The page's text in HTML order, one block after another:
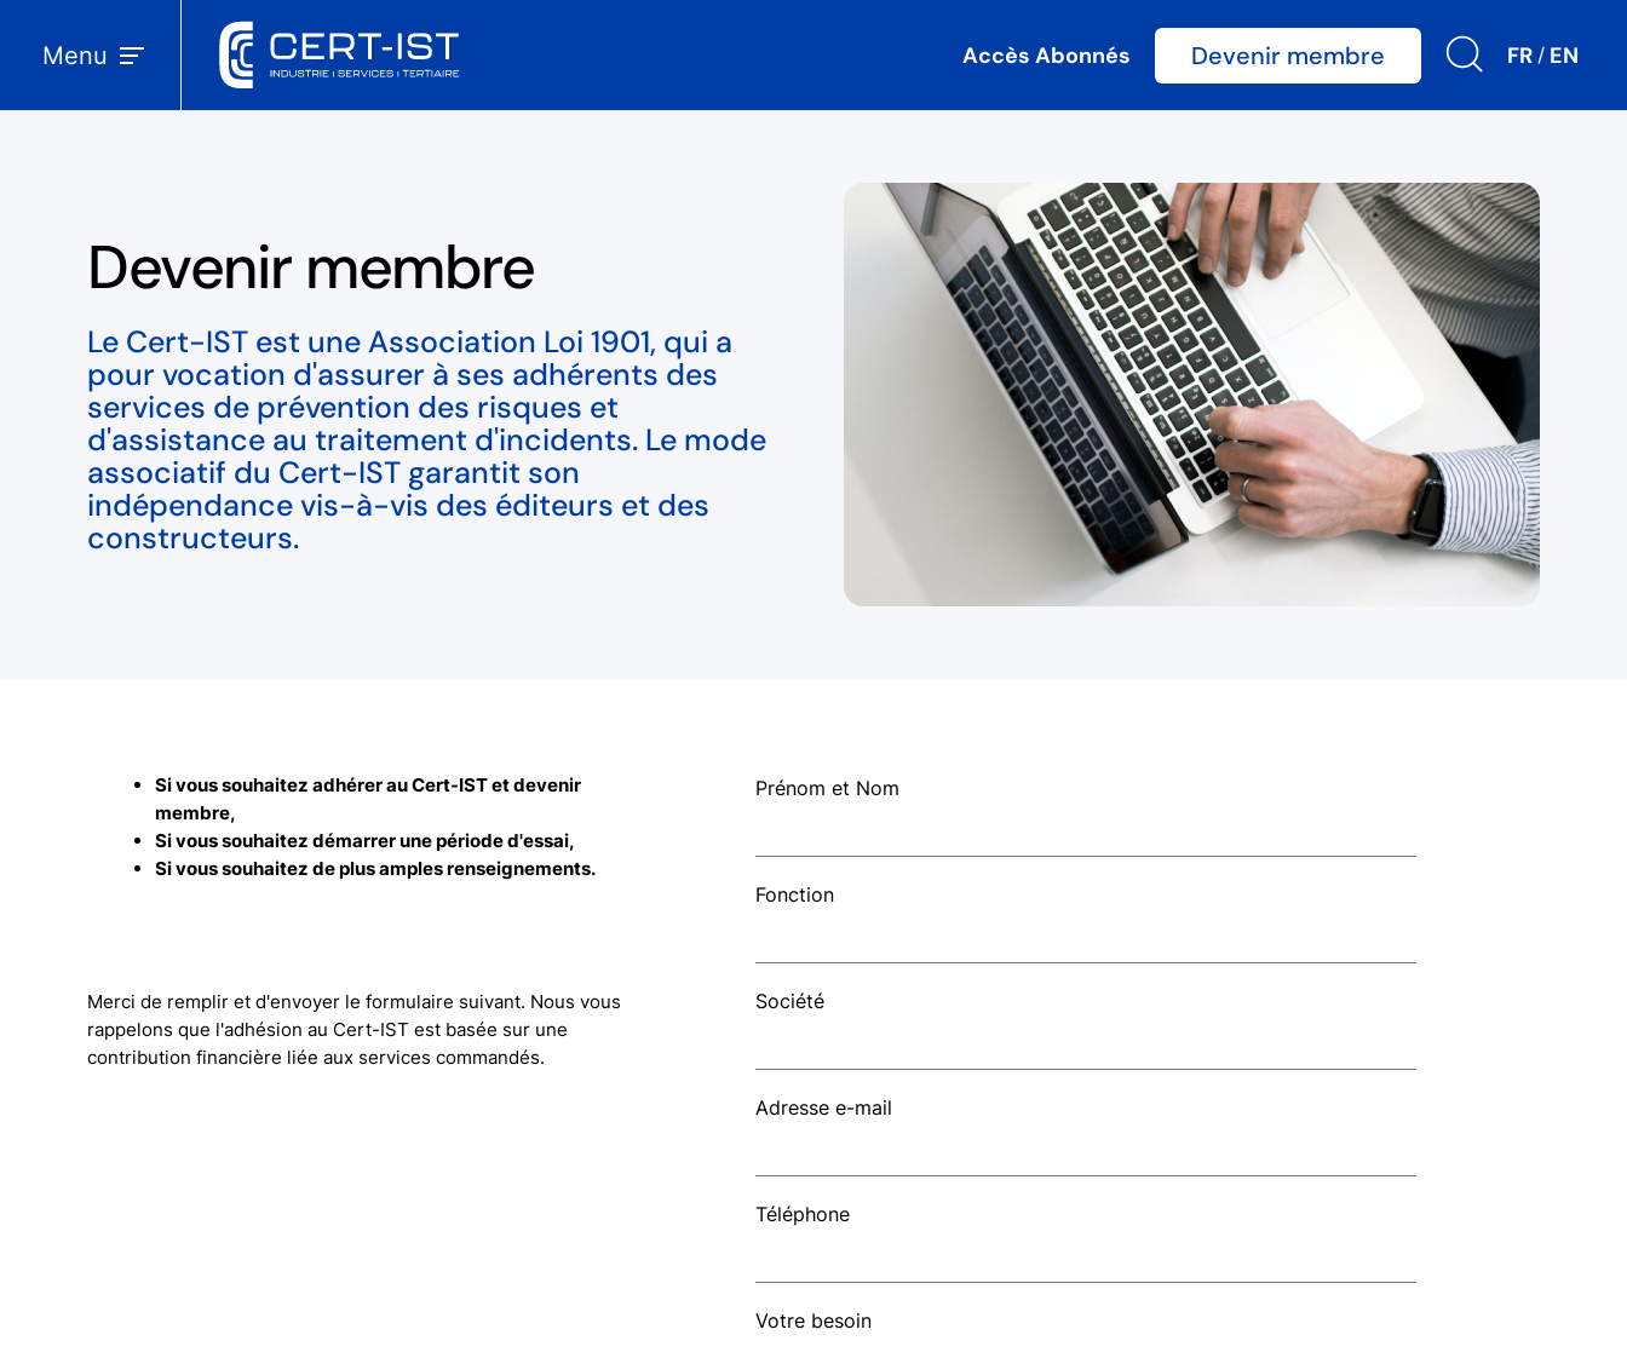
Menu Accès Abonnés Devenir membre FR / EN
Devenir membre
Le Cert-IST est une Association Loi 1901, qui a
pour vocation d'assurer à ses adhérents des
services de prévention des risques et
d'assistance au traitement d'incidents. Le mode
associatif du Cert-IST garantit son
indépendance vis-à-vis des éditeurs et des
constructeurs.
Si vous souhaitez adhérer au Cert-IST et devenir
membre,
Si vous souhaitez démarrer une période d'essai,
Si vous souhaitez de plus amples renseignements.
Merci de remplir et d'envoyer le formulaire suivant. Nous vous
rappelons que l'adhésion au Cert-IST est basée sur une
contribution financière liée aux services commandés.
Prénom et Nom
Fonction
Société
Adresse e-mail
Téléphone
Votre besoin